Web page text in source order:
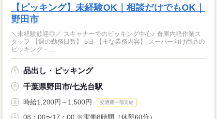
【ピッキング】未経験OK｜相談だけでもOK｜
野田市
＼未経験歓迎◎／ スキャナーでのピッキング中心♪ 倉庫内軽作業ス
タッフ 【週の勤務日数】 5日 【主な業務内容】 スーパー向け商品の
ピッキング・...
品出し・ピッキング
千葉県野田市/七光台駅
時給1,200円～1,500円 交通費一部支給
08：00〜17：00 ※実働8時間（休憩60分）